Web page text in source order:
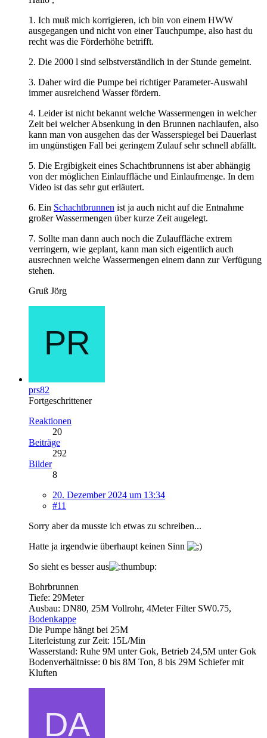
1. Ich muß mich korrigieren, ich bin von einem HWW
ausgegangen und nicht von einer Tauchpumpe, also hast du
recht was die Förderhöhe betrifft.
2. Die 2000 l sind selbstverständlich in der Stunde gemeint.
3. Daher wird die Pumpe bei richtiger Parameter-Auswahl
immer ausreichend Wasser fördern.
4. Leider ist nicht bekannt welche Wassermengen in welcher
Zeit bei welcher Absenkung in den Brunnen nachlaufen, also
kann man von ausgehen das der Wasserspiegel bei Dauerlast
im ungünstigen Fall bei geringem Zulauf sehr schnell abfällt.
5. Die Ergibigkeit eines Schachtbrunnens ist aber abhängig
von der möglichen Einlauffläche und Einlaufmenge. In dem
Video ist das sehr gut erläutert.
6. Ein Schachtbrunnen ist ja auch nicht auf die Entnahme
großer Wassermengen über kurze Zeit augelegt.
7. Sollte man dann auch noch die Zulauffläche extrem
verringern, wie geplant, kann man sich eigentlich auch
ausrechnen welche Wassermengen einem dann zur Verfügung
stehen.
Gruß Jörg
prs82
Fortgeschrittener
Reaktionen
20
Beiträge
292
Bilder
8
20. Dezember 2024 um 13:34
#11
Sorry aber da musste ich etwas zu schreiben...
Hatte ja irgendwie überhaupt keinen Sinn
So sieht es besser aus
Bohrbrunnen
Tiefe: 29Meter
Ausbau: DN80, 25M Vollrohr, 4Meter Filter SW0.75,
Bodenkappe
Die Pumpe hängt bei 25M
Literleistung zur Zeit: 15L/Min
Wasserstand: Ruhe 9M unter Gok, Betrieb 24,5M unter Gok
Bodenverhältnisse: 0 bis 8M Ton, 8 bis 29M Schiefer mit
Kluften